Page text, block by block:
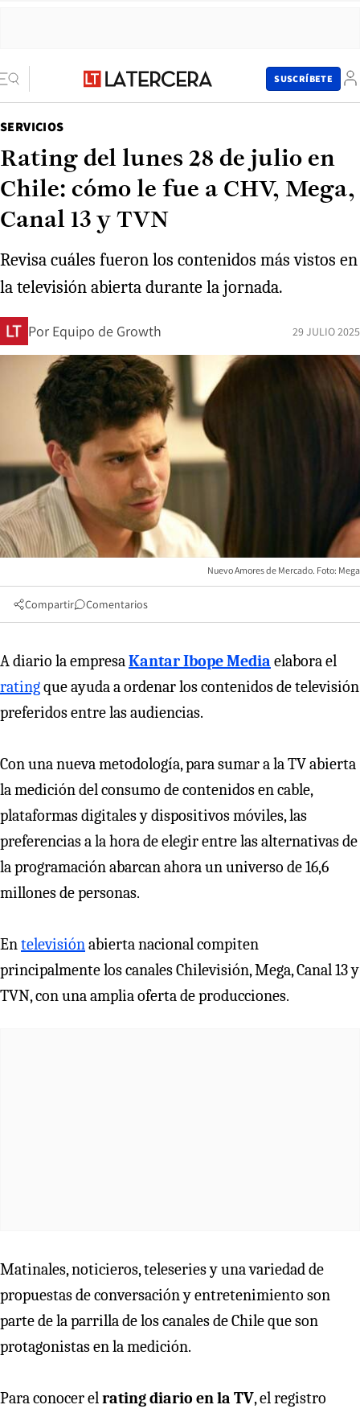
SUSCRÍBETE
SERVICIOS
Rating del lunes 28 de julio en
Chile: cómo le fue a CHV, Mega,
Canal 13 y TVN
Revisa cuáles fueron los contenidos más vistos en
la televisión abierta durante la jornada.
Por Equipo de Growth 29 JULIO 2025
Nuevo Amores de Mercado. Foto: Mega
Compartir Comentarios
A diario la empresaKantar Ibope Media elabora el
ratingque ayuda a ordenar los contenidos de televisión
preferidos entre las audiencias.
Con una nueva metodología, para sumar a la TV abierta
la medición del consumo de contenidos en cable,
plataformas digitales y dispositivos móviles, las
preferencias a la hora de elegir entre las alternativas de
la programación abarcan ahora un universo de 16,6
millones de personas.
Entelevisiónabierta nacional compiten
principalmente los canales Chilevisión, Mega, Canal 13 y
TVN, con una amplia oferta de producciones.
Matinales, noticieros, teleseries y una variedad de
propuestas de conversación y entretenimiento son
parte de la parrilla de los canales de Chile que son
protagonistas en la medición.
Para conocer elrating diario en la TV, el registro